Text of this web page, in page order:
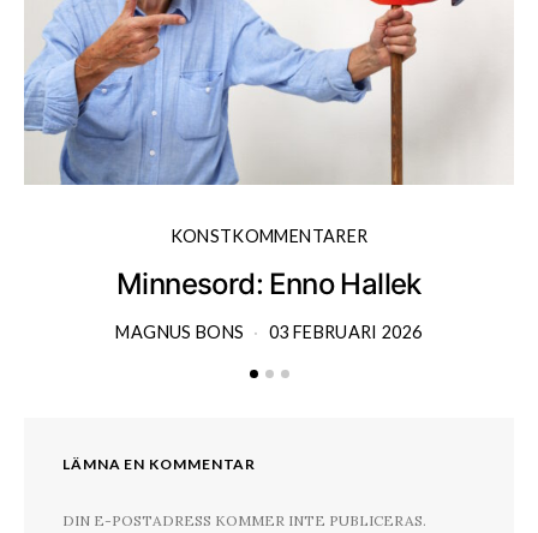
KONSTKOMMENTARER
Minnesord: Enno Hallek
MAGNUS BONS 03 FEBRUARI 2026
LÄMNA EN KOMMENTAR
DIN E-POSTADRESS KOMMER INTE PUBLICERAS.